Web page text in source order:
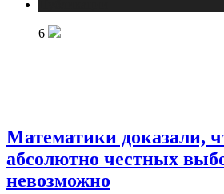
6
Математики доказали,
абсолютно честных
невозможно